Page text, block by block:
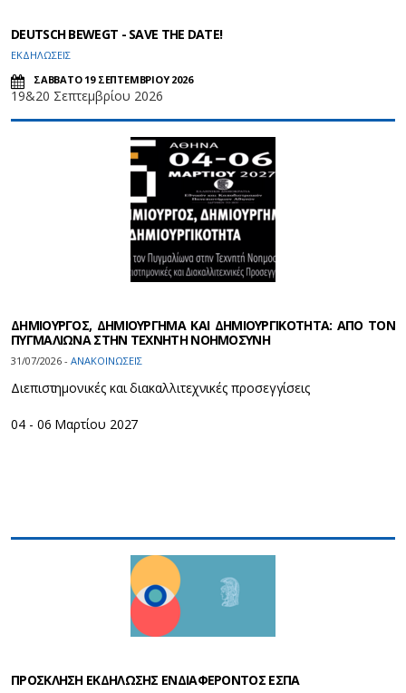
DEUTSCH BEWEGT - SAVE THE DATE!
ΕΚΔΗΛΩΣΕΙΣ
ΣΑΒΒΑΤΟ 19 ΣΕΠΤΕΜΒΡΙΟΥ 2026
19&20 Σεπτεμβρίου 2026
ΔΗΜΙΟΥΡΓΟΣ, ΔΗΜΙΟΥΡΓΗΜΑ ΚΑΙ ΔΗΜΙΟΥΡΓΙΚΟΤΗΤΑ: ΑΠΟ ΤΟΝ
ΠΥΓΜΑΛΙΩΝΑ ΣΤΗΝ ΤΕΧΝΗΤΗ ΝΟΗΜΟΣΥΝΗ
31/07/2026 - ΑΝΑΚΟΙΝΩΣΕΙΣ
Διεπιστημονικές και διακαλλιτεχνικές προσεγγίσεις
04 - 06 Μαρτίου 2027
ΠΡΟΣΚΛΗΣΗ ΕΚΔΗΛΩΣΗΣ ΕΝΔΙΑΦΕΡΟΝΤΟΣ ΕΣΠΑ